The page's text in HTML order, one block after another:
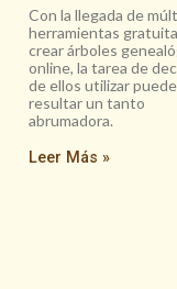
Con la llegada de
herramientas
crear árboles
online, la tarea de
de ellos utilizar puede
resultar un tanto
abrumadora.
Leer Más »